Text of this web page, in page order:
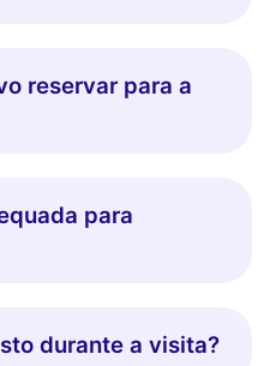
reservar para a
para
durante a visita?